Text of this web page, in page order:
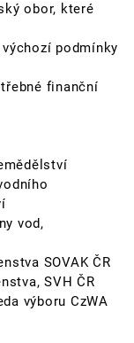
obor, které
podmínky
finanční
vod,
SOVAK ČR
SVH ČR
výboru CzWA